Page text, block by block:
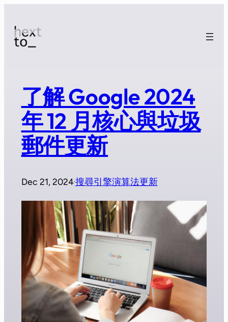
了解 Google 2024
年 12 月核心與垃圾
郵件更新
Dec 21, 2024·搜尋引擎演算法更新